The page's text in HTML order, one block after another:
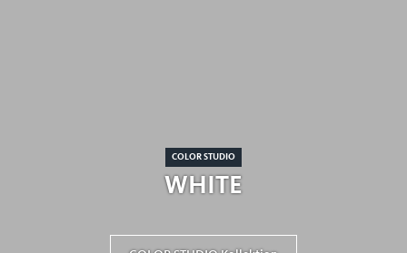
COLOR STUDIO
WHITE